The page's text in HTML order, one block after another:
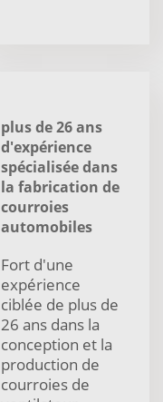
plus de 26 ans
d'expérience
spécialisée dans
la fabrication de
courroies
automobiles
Fort d'une
expérience
ciblée de plus de
26 ans dans la
conception et la
production de
courroies de